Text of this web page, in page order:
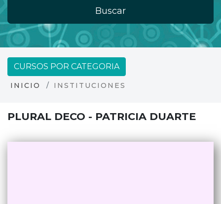
Buscar
CURSOS POR CATEGORIA
INICIO INSTITUCIONES
PLURAL DECO - PATRICIA DUARTE